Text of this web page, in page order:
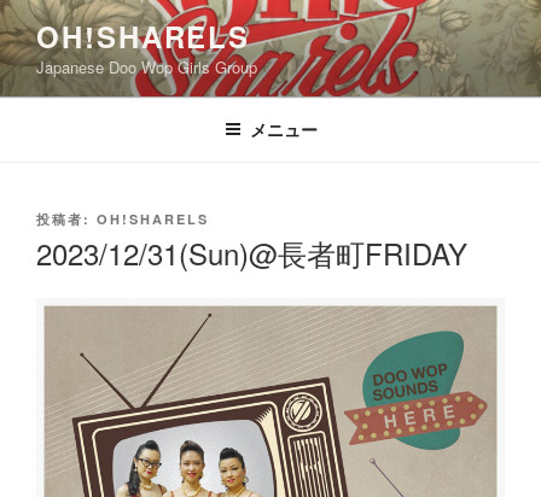
コ
ン
テ
ン
OH!SHARELS
Japanese Doo Wop Girls Group
メニュー
投
日:
投稿者: OH!SHARELS
2023/12/31(Sun)@長者町FRIDAY